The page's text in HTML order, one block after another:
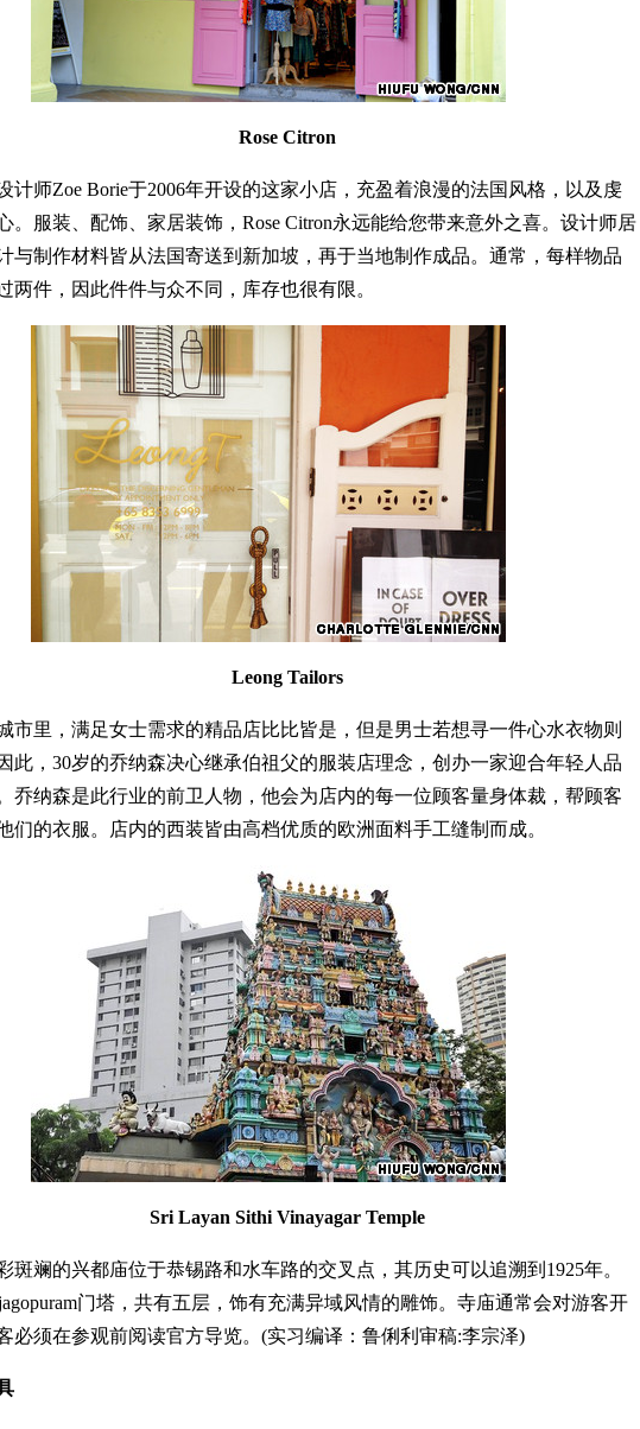
Rose Citron
师Zoe Borie于2006年开设的这家小店，充盈着浪漫的法国风格，以及虔
。服装、配饰、家居装饰，Rose Citron永远能给您带来意外之喜。设计师居
与制作材料皆从法国寄送到新加坡，再于当地制作成品。通常，每样物品
两件，因此件件与众不同，库存也很有限。
Leong Tailors
里，满足女士需求的精品店比比皆是，但是男士若想寻一件心水衣物则
此，30岁的乔纳森决心继承伯祖父的服装店理念，创办一家迎合年轻人品
乔纳森是此行业的前卫人物，他会为店内的每一位顾客量身体裁，帮顾客
们的衣服。店内的西装皆由高档优质的欧洲面料手工缝制而成。
Sri Layan Sithi Vinayagar Temple
斓的兴都庙位于恭锡路和水车路的交叉点，其历史可以追溯到1925年。
门塔，共有五层，饰有充满异域风情的雕饰。寺庙通常会对游客开
必须在参观前阅读官方导览。(实习编译：鲁俐利审稿:李宗泽)